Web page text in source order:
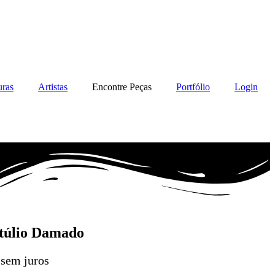
Artistas Encontre Peças Portfólio Login
Damado
juros